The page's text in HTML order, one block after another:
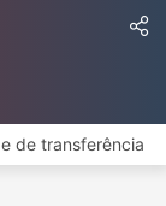
de transferência